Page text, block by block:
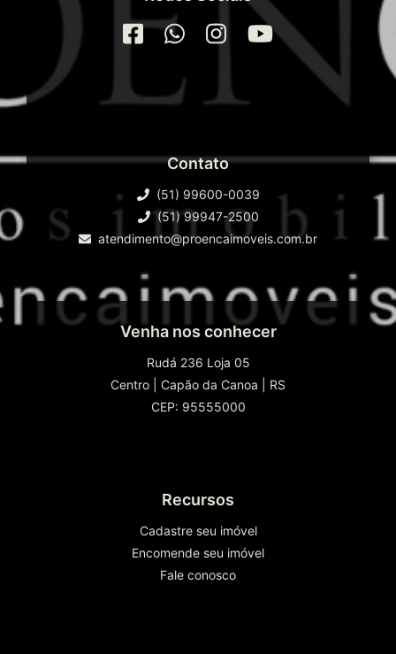
Contato
(51) 99600-0039
(51) 99947-2500
atendimento@proencaimoveis.com.br
Venha nos conhecer
Rudá 236 Loja 05
Centro
Capão da Canoa
RS
CEP: 95555000
Recursos
Cadastre seu imóvel
Encomende seu imóvel
Fale conosco